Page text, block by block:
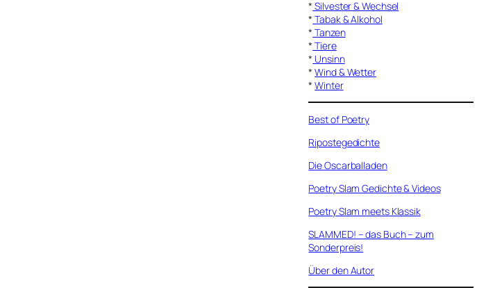
* Silvester & Wechsel
* Tabak & Alkohol
* Tanzen
* Tiere
* Unsinn
*Wind & Wetter
*Winter
Best of Poetry
Ripostegedichte
Die Oscarballaden
Poetry Slam Gedichte & Videos
Poetry Slam meets Klassik
SLAMMED! – das Buch – zum
Sonderpreis!
Über den Autor